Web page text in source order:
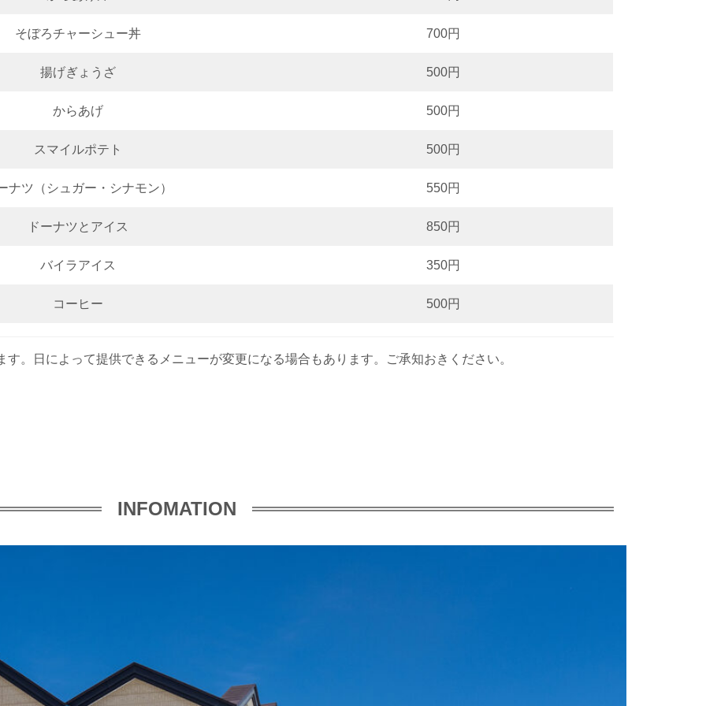
そぼろチャーシュー丼 700円
揚げぎょうざ 500円
からあげ 500円
スマイルポテト 500円
ナツ（シュガー・シナモン） 550円
ドーナツとアイス 850円
バイラアイス 350円
コーヒー 500円
。日によって提供できるメニューが変更になる場合もあります。ご承知おきください。
INFOMATION